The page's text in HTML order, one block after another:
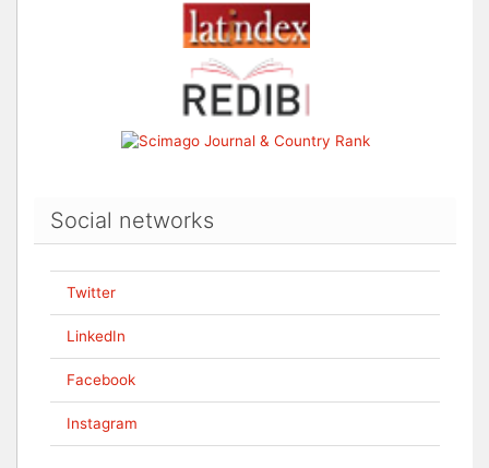
Social networks
Twitter
LinkedIn
Facebook
Instagram